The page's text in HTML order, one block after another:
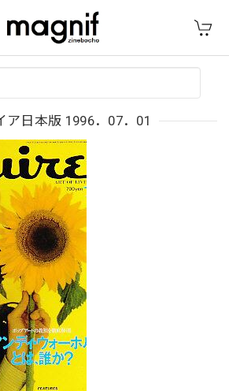
ア日本版 1996．07．01